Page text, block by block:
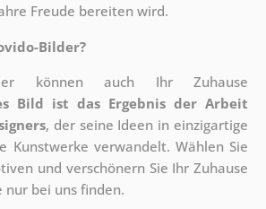
Freude bereiten wird.
Bilder?
können auch Ihr Zuhause
Bild ist das Ergebnis der Arbeit
, der seine Ideen in einzigartige
Kunstwerke verwandelt. Wählen Sie
und verschönern Sie Ihr Zuhause
nur bei uns finden.